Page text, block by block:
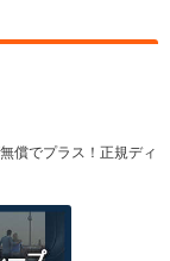
償でプラス！正規ディ